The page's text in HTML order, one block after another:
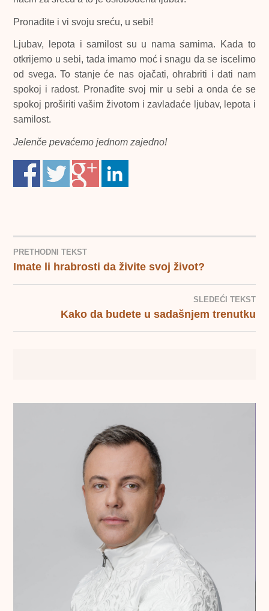
Pronađite i vi svoju sreću, u sebi!
Ljubav, lepota i samilost su u nama samima. Kada to
otkrijemo u sebi, tada imamo moć i snagu da se iscelimo
od svega. To stanje će nas ojačati, ohrabriti i dati nam
spokoj i radost. Pronađite svoj mir u sebi a onda će se
spokoj proširiti vašim životom i zavladaće ljubav, lepota i
samilost.
Jelenčepevaćemo jednom zajedno!
KRETANJE
PRETHODNI TEKST
Imate li hrabrosti da živite svoj život?
SLEDEĆI TEKST
Kako da budete u sadašnjem trenutku